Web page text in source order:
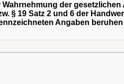
der
§ 19 Satz 2 und 6 der
Angaben